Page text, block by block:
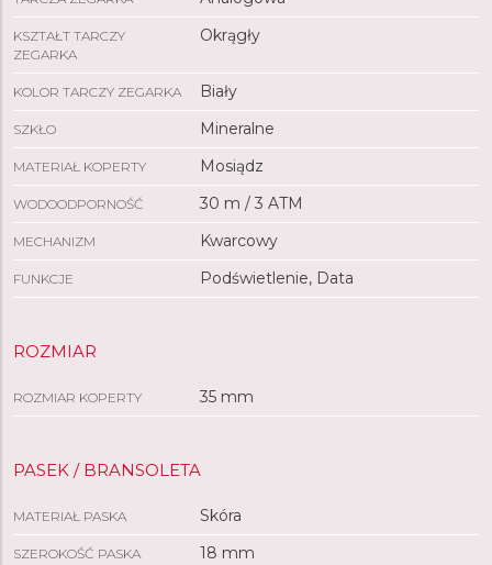
KSZTAŁT TARCZY
ZEGARKA
Okrągły
KOLOR TARCZY ZEGARKA Biały
SZKŁO Mineralne
MATERIAŁ KOPERTY Mosiądz
WODOODPORNOŚĆ 30 m / 3 ATM
MECHANIZM Kwarcowy
FUNKCJE Podświetlenie, Data
ROZMIAR
ROZMIAR KOPERTY 35 mm
PASEK / BRANSOLETA
MATERIAŁ PASKA Skóra
SZEROKOŚĆ PASKA 18 mm